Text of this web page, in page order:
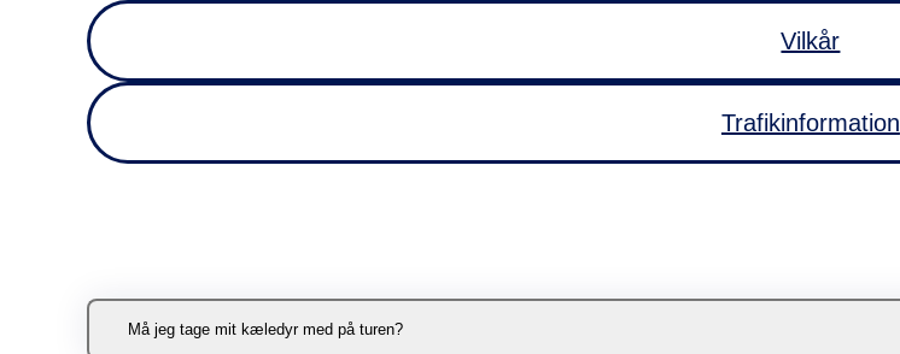
Vilkår
Trafikinformation
Må jeg tage mit kæledyr med på turen?